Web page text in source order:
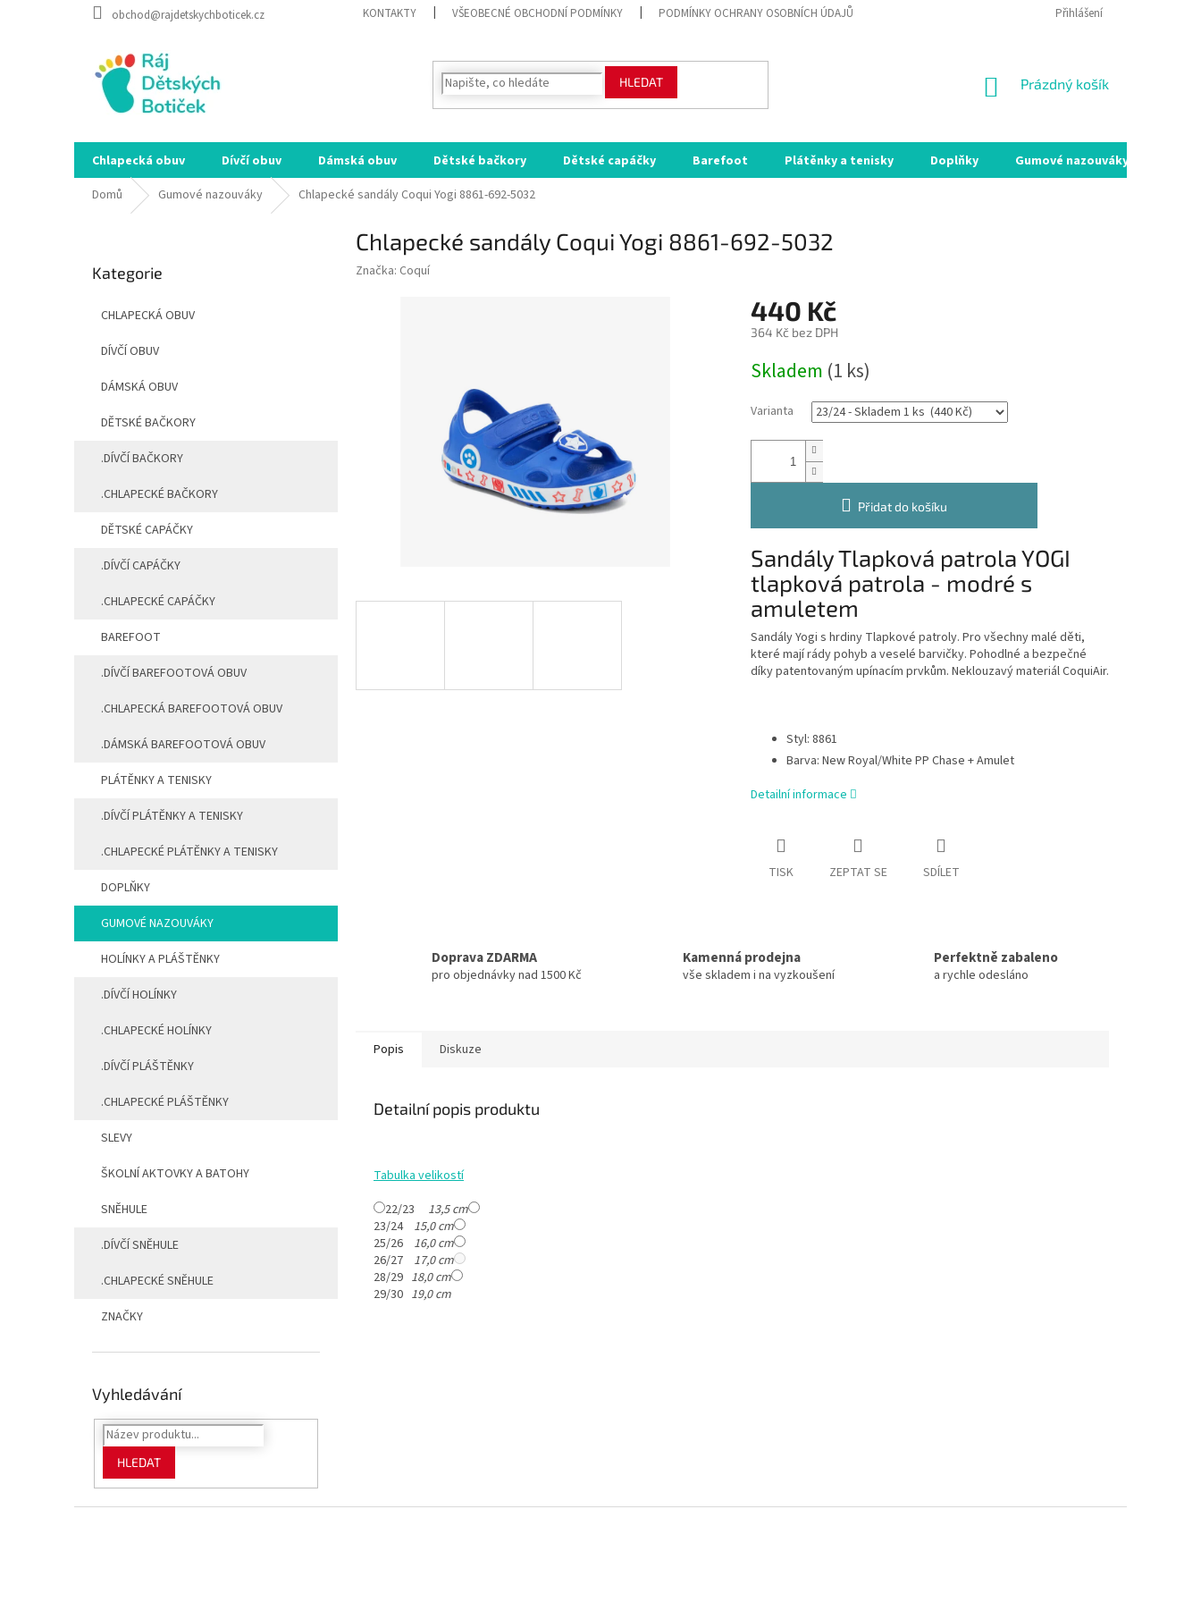
obchod@rajdetskychboticek.cz KONTAKTY VŠEOBECNÉ OBCHODNÍ PODMÍNKY PODMÍNKY OCHRANY OSOBNÍCH ÚDAJŮ MOJE OBJEDNÁVKA
Přihlášení
HLEDAT
NÁKUPNÍ
Prázdný košík
Chlapecká obuv Dívčí obuv Dámská obuv Dětské bačkory Dětské capáčky Barefoot Plátěnky a tenisky Doplňky Gumové nazouváky
Domů
Gumové nazouváky Chlapecké sandály Coqui Yogi 8861-692-5032
kategorie
Kategorie
CHLAPECKÁ OBUV
DÍVČÍ OBUV
DÁMSKÁ OBUV
DĚTSKÉ BAČKORY
.DÍVČÍ BAČKORY
.CHLAPECKÉ BAČKORY
DĚTSKÉ CAPÁČKY
.DÍVČÍ CAPÁČKY
.CHLAPECKÉ CAPÁČKY
BAREFOOT
.DÍVČÍ BAREFOOTOVÁ OBUV
.CHLAPECKÁ BAREFOOTOVÁ OBUV
.DÁMSKÁ BAREFOOTOVÁ OBUV
PLÁTĚNKY A TENISKY
.DÍVČÍ PLÁTĚNKY A TENISKY
.CHLAPECKÉ PLÁTĚNKY A TENISKY
DOPLŇKY
GUMOVÉ NAZOUVÁKY
HOLÍNKY A PLÁŠTĚNKY
.DÍVČÍ HOLÍNKY
.CHLAPECKÉ HOLÍNKY
.DÍVČÍ PLÁŠTĚNKY
.CHLAPECKÉ PLÁŠTĚNKY
SLEVY
ŠKOLNÍ AKTOVKY A BATOHY
SNĚHULE
.DÍVČÍ SNĚHULE
.CHLAPECKÉ SNĚHULE
ZNAČKY
Vyhledávání
HLEDAT
Chlapecké sandály Coqui Yogi 8861-692-5032
Značka: Coquí
440 Kč
364 Kč bez DPH
cena:
Skladem (1 ks)
Varianta
Přidat do košíku
Sandály Tlapková patrola YOGI
tlapková patrola - modré s
amuletem
Sandály Yogi s hrdiny Tlapkové patroly. Pro všechny malé děti,
které mají rády pohyb a veselé barvičky. Pohodlné a bezpečné
díky patentovaným upínacím prvkům. Neklouzavý materiál CoquiAir.
Styl: 8861
Barva: New Royal/White PP Chase + Amulet
Detailní informace
TISK ZEPTAT SE SDÍLET
Doprava ZDARMA
pro objednávky nad 1500 Kč
Kamenná prodejna
vše skladem i na vyzkoušení
Perfektně zabaleno
a rychle odesláno
Popis Diskuze
Detailní popis produktu
Tabulka velikostí
22/23 13,5 cm
23/24 15,0 cm
25/26 16,0 cm
26/27 17,0 cm
28/29 18,0 cm
29/30 19,0 cm